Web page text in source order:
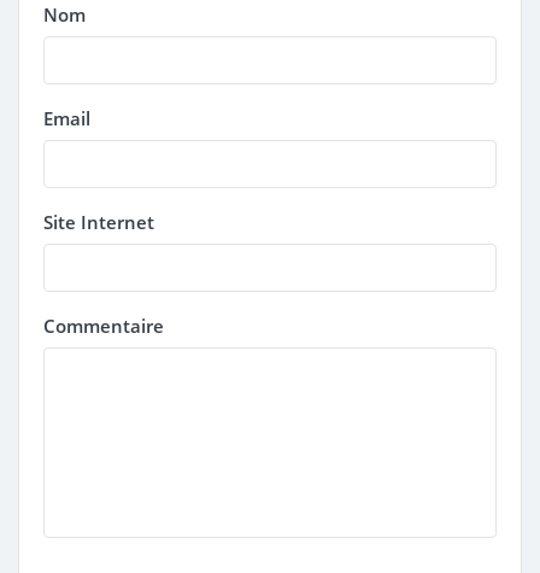
Nom
Email
Site Internet
Commentaire